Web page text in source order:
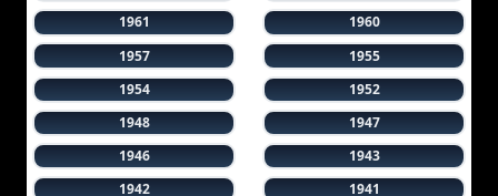
1961
1960
1957
1955
1954
1952
1948
1947
1946
1943
1942
1941